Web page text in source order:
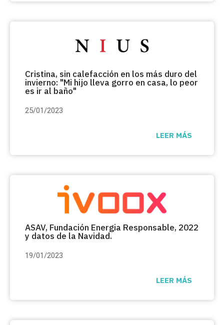
Cristina, sin calefacción en los más duro del
invierno: "Mi hijo lleva gorro en casa, lo peor
es ir al baño"
25/01/2023
LEER MÁS
ASAV, Fundación Energia Responsable, 2022
y datos de la Navidad.
19/01/2023
LEER MÁS